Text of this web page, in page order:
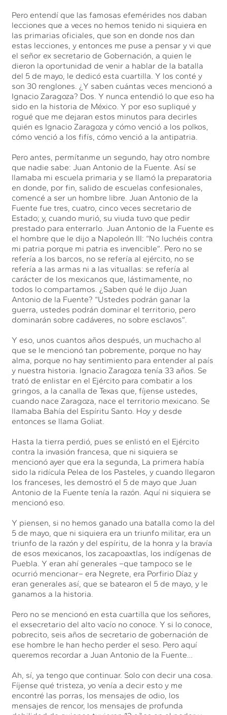
Pero entendí que las famosas efemérides nos daban
lecciones que a veces no hemos tenido ni siquiera en
las primarias oficiales, que son en donde nos dan
estas lecciones, y entonces me puse a pensar y vi que
el señor ex secretario de Gobernación, a quien le
dieron la oportunidad de venir a hablar de la batalla
del 5 de mayo, le dedicó esta cuartilla. Y los conté y
son 30 renglones. ¿Y saben cuántas veces mencionó a
Ignacio Zaragoza? Dos. Y nunca entendió lo que eso ha
sido en la historia de México. Y por eso supliqué y
rogué que me dejaran estos minutos para decirles
quién es Ignacio Zaragoza y cómo venció a los polkos,
cómo venció a los fifís, cómo venció a la antipatria.
Pero antes, permítanme un segundo, hay otro nombre
que nadie sabe: Juan Antonio de la Fuente. Así se
llamaba mi escuela primaria y se llamó la preparatoria
en donde, por fin, salido de escuelas confesionales,
comencé a ser un hombre libre. Juan Antonio de la
Fuente fue tres, cuatro, cinco veces secretario de
Estado; y, cuando murió, su viuda tuvo que pedir
prestado para enterrarlo. Juan Antonio de la Fuente es
el hombre que le dijo a Napoleón III: “No luchéis contra
mi patria porque mi patria es invencible”. Pero no se
refería a los barcos, no se refería al ejército, no se
refería a las armas ni a las vituallas: se refería al
carácter de los mexicanos que, lástimamente, no
todos lo compartamos. ¿Saben qué le dijo Juan
Antonio de la Fuente? “Ustedes podrán ganar la
guerra, ustedes podrán dominar el territorio, pero
dominarán sobre cadáveres, no sobre esclavos”.
Y eso, unos cuantos años después, un muchacho al
que se le mencionó tan pobremente, porque no hay
alma, porque no hay sentimiento para entender al país
y nuestra historia. Ignacio Zaragoza tenía 33 años. Se
trató de enlistar en el Ejército para combatir a los
gringos, a la canalla de Texas que, fíjense ustedes,
cuando nace Zaragoza, nace el territorio mexicano. Se
llamaba Bahía del Espíritu Santo. Hoy y desde
entonces se llama Goliat.
Hasta la tierra perdió, pues se enlistó en el Ejército
contra la invasión francesa, que ni siquiera se
mencionó ayer que era la segunda, La primera había
sido la ridícula Pelea de los Pasteles, y cuando llegaron
los franceses, les demostró el 5 de mayo que Juan
Antonio de la Fuente tenía la razón. Aquí ni siquiera se
mencionó eso.
Y piensen, si no hemos ganado una batalla como la del
5 de mayo, que ni siquiera era un triunfo militar, era un
triunfo de la razón y del espíritu, de la honra y la bravía
de esos mexicanos, los zacapoaxtlas, los indígenas de
Puebla. Y eran ahí generales –que tampoco se le
ocurrió mencionar– era Negrete, era Porfirio Díaz y
eran generales así, que se batearon el 5 de mayo, y le
ganamos a la historia.
Pero no se mencionó en esta cuartilla que los señores,
el exsecretario del alto vacío no conoce. Y si lo conoce,
pobrecito, seis años de secretario de gobernación de
ese hombre le han hecho perder el seso. Pero aquí
queremos recordar a Juan Antonio de la Fuente…
Ah, sí, ya tengo que continuar. Solo con decir una cosa.
Fíjense qué tristeza, yo venía a decir esto y me
encontré las porras, los mensajes de odio, los
mensajes de rencor, los mensajes de profunda